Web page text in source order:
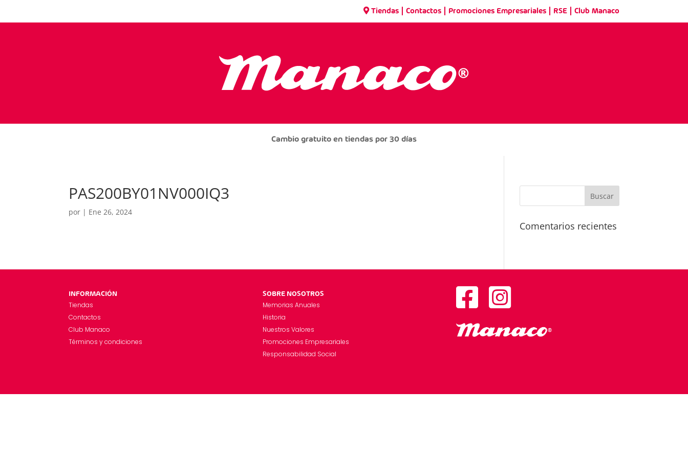
Tiendas| Contactos| Promociones Empresariales| RSE| Club Manaco
Cambio gratuito en tiendas por 30 días
PAS200BY01NV000IQ3
por | Ene 26, 2024
Comentarios recientes
INFORMACIÓN
Tiendas
Contactos
Club Manaco
Términos y condiciones
SOBRE NOSOTROS
Memorias Anuales
Historia
Nuestros Valores
Promociones Empresariales
Responsabilidad Social